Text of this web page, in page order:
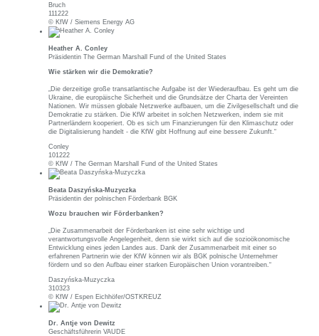
Bruch
111222
© KfW / Siemens Energy AG
Heather A. Conley
Präsidentin The German Marshall Fund of the United States
Wie stärken wir die Demokratie?
„Die derzeitige große transatlantische Aufgabe ist der Wiederaufbau. Es geht um die
Ukraine, die europäische Sicherheit und die Grundsätze der Charta der Vereinten
Nationen. Wir müssen globale Netzwerke aufbauen, um die Zivilgesellschaft und die
Demokratie zu stärken. Die KfW arbeitet in solchen Netzwerken, indem sie mit
Partnerländern kooperiert. Ob es sich um Finanzierungen für den Klimaschutz oder
die Digitalisierung handelt - die KfW gibt Hoffnung auf eine bessere Zukunft.“
Conley
101222
© KfW / The German Marshall Fund of the United States
Beata Daszyńska-Muzyczka
Präsidentin der polnischen Förderbank BGK
Wozu brauchen wir Förderbanken?
„Die Zusammenarbeit der Förderbanken ist eine sehr wichtige und
verantwortungsvolle Angelegenheit, denn sie wirkt sich auf die sozioökonomische
Entwicklung eines jeden Landes aus. Dank der Zusammenarbeit mit einer so
erfahrenen Partnerin wie der KfW können wir als BGK polnische Unternehmer
fördern und so den Aufbau einer starken Europäischen Union vorantreiben.“
Daszyńska-Muzyczka
310323
© KfW / Espen Eichhöfer/OSTKREUZ
Dr. Antje von Dewitz
Geschäftsführerin VAUDE